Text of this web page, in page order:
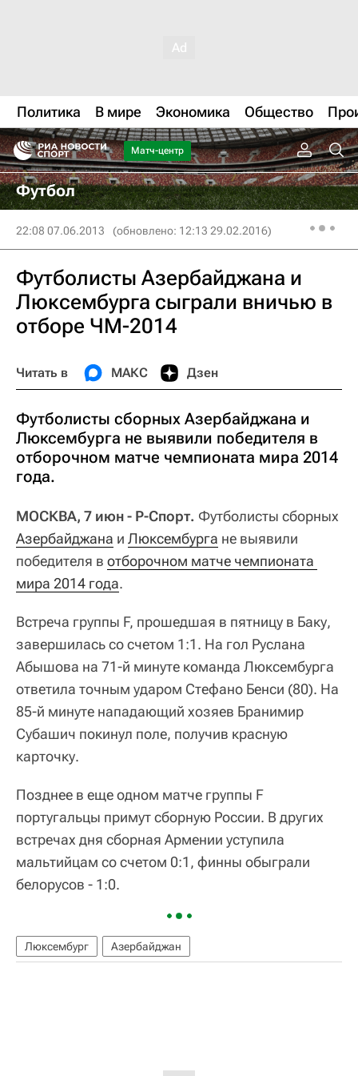
Политика В мире Экономика Общество
Матч-центр
Футбол
22:08 07.06.2013 (обновлено: 12:13 29.02.2016)
Футболисты Азербайджана и
Люксембурга сыграли вничью в
отборе ЧМ-2014
Читать в МАКС Дзен
Футболисты сборных Азербайджана и
Люксембурга не выявили победителя в
отборочном матче чемпионата мира 2014
года.
МОСКВА, 7 июн - Р-Спорт. Футболисты сборных
Азербайджана и Люксембурга не выявили
победителя в отборочном матче чемпионата
мира 2014 года.
Встреча группы F, прошедшая в пятницу в Баку,
завершилась со счетом 1:1. На гол Руслана
Абышова на 71-й минуте команда Люксембурга
ответила точным ударом Стефано Бенси (80). На
85-й минуте нападающий хозяев Бранимир
Субашич покинул поле, получив красную
карточку.
Позднее в еще одном матче группы F
португальцы примут сборную России. В других
встречах дня сборная Армении уступила
мальтийцам со счетом 0:1, финны обыграли
белорусов - 1:0.
Люксембург Азербайджан